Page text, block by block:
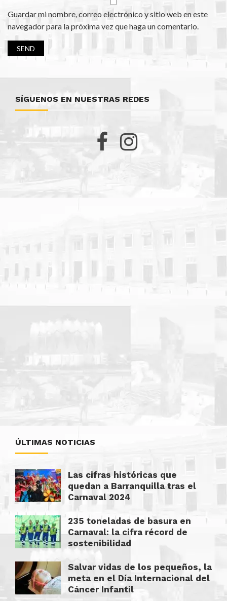
Guardar mi nombre, correo electrónico y sitio web en este
navegador para la próxima vez que haga un comentario.
SÍGUENOS EN NUESTRAS REDES
ÚLTIMAS NOTICIAS
Las cifras históricas que
quedan a Barranquilla tras el
Carnaval 2024
235 toneladas de basura en
Carnaval: la cifra récord de
sostenibilidad
Salvar vidas de los pequeños, la
meta en el Día Internacional del
Cáncer Infantil